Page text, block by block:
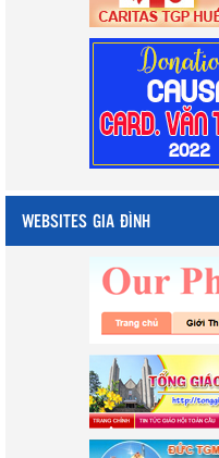
WEBSITES GIA ĐÌNH